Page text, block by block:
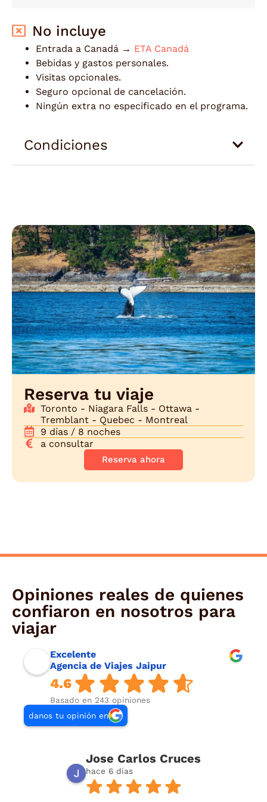
No incluye
Entrada a Canadá → ETA Canadá
Bebidas y gastos personales.
Visitas opcionales.
Seguro opcional de cancelación.
Ningún extra no especificado en el programa.
Condiciones
Reserva tu viaje
Toronto - Niagara Falls - Ottawa -
Tremblant - Quebec - Montreal
9 días / 8 noches
a consultar
Reserva ahora
Opiniones reales de quienes
confiaron en nosotros para
viajar
Excelente
Agencia de Viajes Jaipur
4.6
Basado en 243 opiniones
danos tu opinión en
Jose Carlos Cruces
hace 6 días